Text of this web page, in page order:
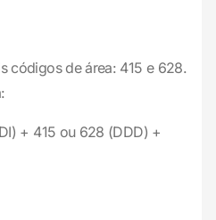
códigos de área: 415 e 628.
+ 415 ou 628 (DDD) +